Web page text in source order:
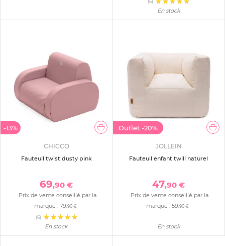
(6)
En stock
-13%
CHICCO
Fauteuil twist dusty pink
69,90 €
Prix de vente conseillé par la
marque : 79 ,90 €
(6)
En stock
Outlet -20%
JOLLEIN
Fauteuil enfant twill naturel
47,90 €
Prix de vente conseillé par la
marque :59,90 €
En stock